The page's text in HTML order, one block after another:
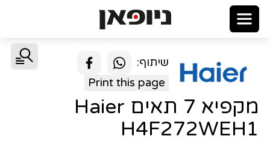
שיתוף:
Print this page
מקפיא 7 תאים Haier
H4F272WEH1